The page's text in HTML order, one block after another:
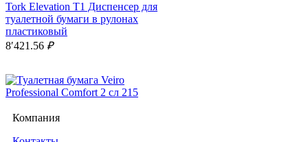
Tork Elevation Т1 Диспенсер для
туалетной бумаги в рулонах
пластиковый
8′421.56 ₽
Компания